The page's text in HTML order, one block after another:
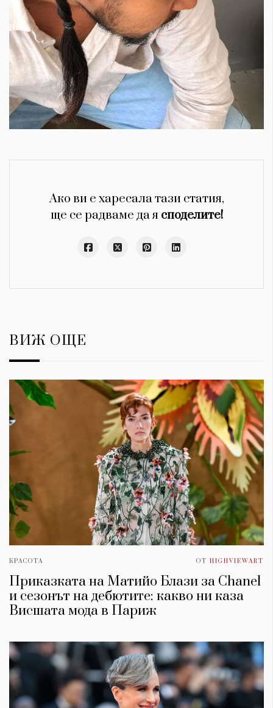
Ако ви е харесала тази статия,
ще се радваме да я споделите!
ВИЖ ОЩЕ
КРАСОТА ОТ HIGHVIEWART
Приказката на Матийо Блази за Chanel
и сезонът на дебютите: какво ни каза
Висшата мода в Париж